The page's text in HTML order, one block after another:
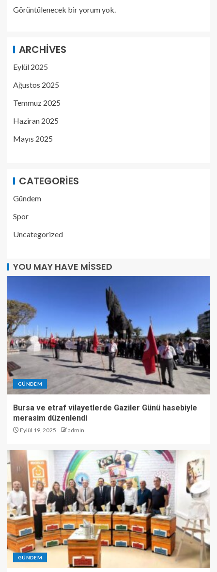
Görüntülenecek bir yorum yok.
ARCHIVES
Eylül 2025
Ağustos 2025
Temmuz 2025
Haziran 2025
Mayıs 2025
CATEGORIES
Gündem
Spor
Uncategorized
YOU MAY HAVE MISSED
GÜNDEM
Bursa ve etraf vilayetlerde Gaziler Günü hasebiyle
merasim düzenlendi
Eylül 19, 2025 admin
GÜNDEM